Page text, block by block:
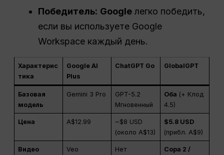
Победитель: Google легко победить,
если вы используете Google
Workspace каждый день.
Характерис
тика
Google AI
Plus
ChatGPT Go GlobalGPT
Базовая
модель
Gemini 3 Pro
GPT-5.2
Мгновенный
Оба (+ Клод
4.5)
Цена A$12.99
~$8 USD
(около A$13)
$5.8 USD
(прибл. A$9)
Видео
Veo
Нет
Сора 2 /